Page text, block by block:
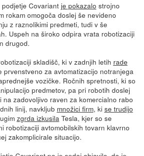
Covariant je pokazalo strojno
rokam omogoča doslej še nevideno
z raznolikimi predmeti, tudi v še
Uspeh na široko odpira vrata robotizaciji
drugod.
skladišč, ki v zadnjih letih rade
prvenstveno za avtomatizacijo notranjega
vozičke. Ročnih spretnosti, ki so
predmetov, pa pri robotih doslej
na zadovoljivo raven za komercialno rabo
linij, navkljub množici firm, ki se trudijo
zgrda izkusilaTesla, kjer so se
robotizaciji avtomobilskih tovarn klavrno
zakomplicirale situacijo.